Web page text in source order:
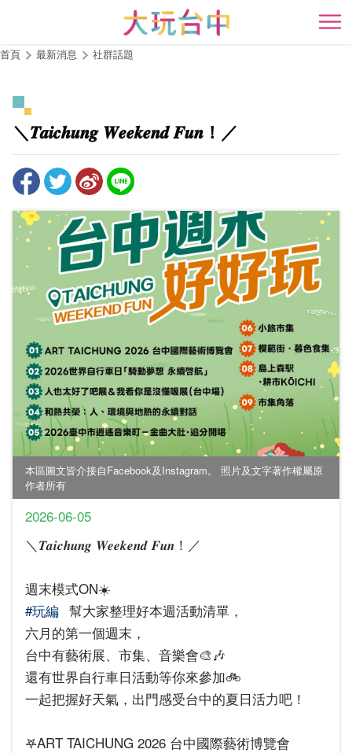
主
要
開
首頁 最新消息 社群話題
＼𝑻𝒂𝒊𝒄𝒉𝒖𝒏𝒈 𝑾𝒆𝒆𝒌𝒆𝒏𝒅 𝑭𝒖𝒏！／
本區圖文皆介接自Facebook及Instagram。 照片及文字著作權屬原
作者所有
2026-06-05
＼𝑻𝒂𝒊𝒄𝒉𝒖𝒏𝒈 𝑾𝒆𝒆𝒌𝒆𝒏𝒅 𝑭𝒖𝒏！／
週末模式ON☀️
#玩編 幫大家整理好本週活動清單，
六月的第一個週末，
台中有藝術展、市集、音樂會🎨🎶
還有世界自行車日活動等你來參加🚲
一起把握好天氣，出門感受台中的夏日活力吧！
𖤐ART TAICHUNG 2026 台中國際藝術博覽會